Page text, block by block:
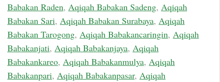
Babakan Raden, Aqiqah Babakan Sadeng, Aqiqah
Babakan Sari, Aqiqah Babakan Surabaya, Aqiqah
Babakan Tarogong, Aqiqah Babakancaringin, Aqiqah
Babakanjati, Aqiqah Babakanjaya, Aqiqah
Babakankareo, Aqiqah Babakanmulya, Aqiqah
Babakanpari, Aqiqah Babakanpasar, Aqiqah